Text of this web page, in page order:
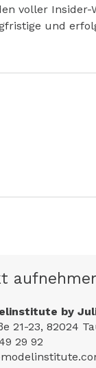
voller Insider-
und
by
21-23, 82024
29 92